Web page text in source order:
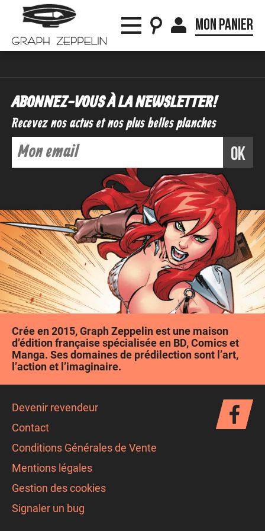
Mon panier
ABONNEZ-VOUS À LA NEWSLETTER !
Recevez nos actus et nos plus belles planches
ok
Crée en 2015, Graph Zeppelin est une maison
d’édition française spécialisée en BD, Comics et
Manga. Ses domaines de prédilection sont l’art,
l’action et l’imaginaire.
Devenir revendeur
Contact
Conditions Générales de Vente
Mentions légales
Gestion des cookies
Signaler un bug